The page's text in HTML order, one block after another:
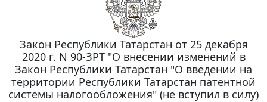
Закон Республики Татарстан от 25 декабря
2020 г. N 90-ЗРТ "О внесении изменений в
Закон Республики Татарстан "О введении на
территории Республики Татарстан патентной
системы налогообложения" (не вступил в силу)